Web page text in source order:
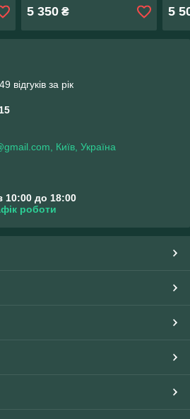
5 350₴ 5
відгуків за рік
Київ, Україна
10:00 до 18:00
роботи